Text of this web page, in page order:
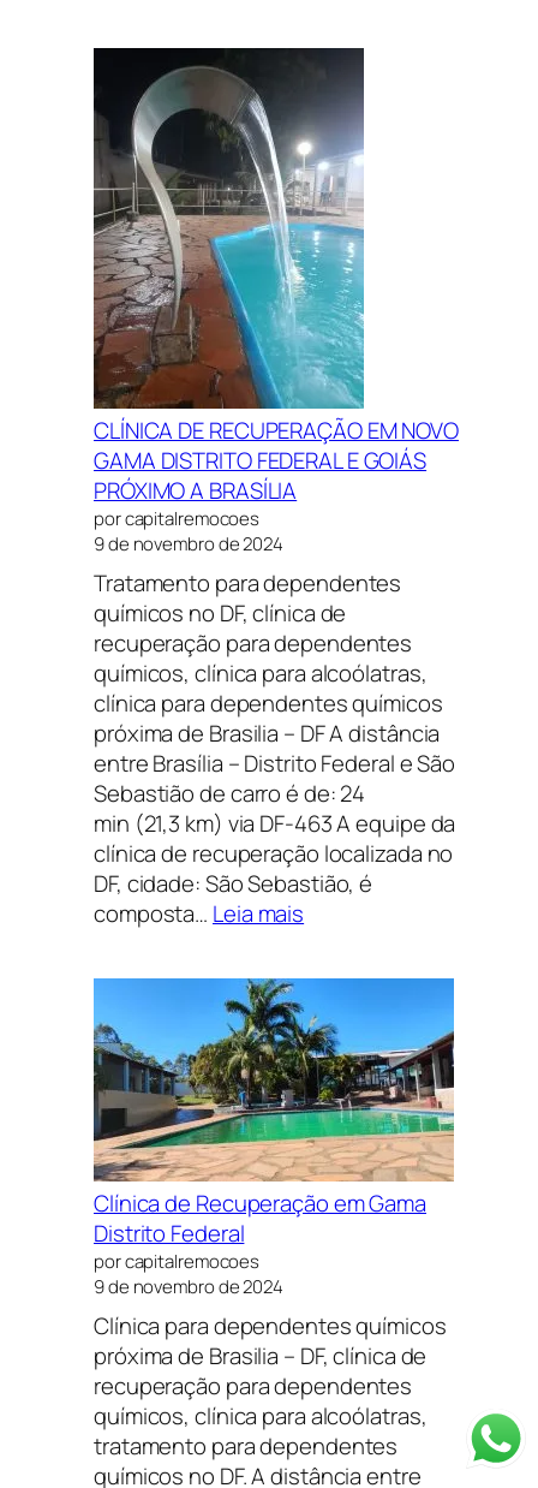
DE
RECUPERAÇÃO
EM
PARANOÁ,
DISTRITO
FEDERAL
CLÍNICA DE RECUPERAÇÃO EM NOVO
GAMA DISTRITO FEDERAL E GOIÁS
PRÓXIMO A BRASÍLIA
por capitalremocoes
9 de novembro de 2024
Tratamento para dependentes
químicos no DF, clínica de
recuperação para dependentes
químicos, clínica para alcoólatras,
clínica para dependentes químicos
próxima de Brasilia – DF A distância
entre Brasília – Distrito Federal e São
Sebastião de carro é de: 24
min (21,3 km) via DF-463 A equipe da
clínica de recuperação localizada no
DF, cidade: São Sebastião, é
composta… Leia mais
DE
RECUPERAÇÃO
EM
NOVO
GAMA
DISTRITO
FEDERAL
E
GOIÁS
Clínica de Recuperação em Gama
Distrito Federal
por capitalremocoes
9 de novembro de 2024
Clínica para dependentes químicos
próxima de Brasilia – DF, clínica de
recuperação para dependentes
químicos, clínica para alcoólatras,
tratamento para dependentes
químicos no DF. A distância entre